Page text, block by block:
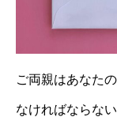
ご両親はあなた
なければならない